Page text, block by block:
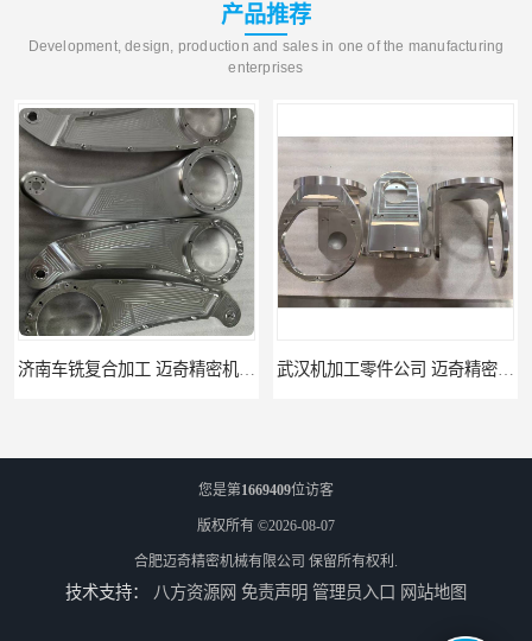
产品推荐
Development, design, production and sales in one of the manufacturing
enterprises
济南车铣复合加工 迈奇精密机械 经验丰富 武汉机加工零件公司 迈奇精密机械 批量订单可免费打样
您是第1669409位访客
版权所有 ©2026-08-07
合肥迈奇精密机械有限公司 保留所有权利.
技术支持： 八方资源网 免责声明 管理员入口 网站地图